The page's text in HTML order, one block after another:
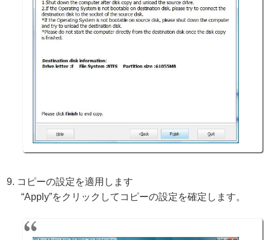
コピーの設定を適用します
“Apply”をクリックしてコピーの設定を確定します。